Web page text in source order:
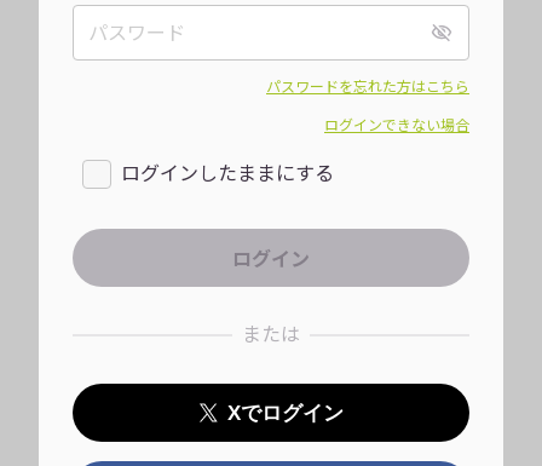
パスワードを忘れた方はこちら
ログインできない場合
ログインしたままにする
または
Xでログイン